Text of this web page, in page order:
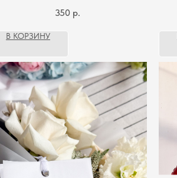
350 р.
В КОРЗИНУ